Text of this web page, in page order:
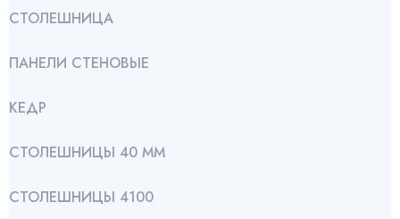
СТОЛЕШНИЦА
ПАНЕЛИ СТЕНОВЫЕ
КЕДР
СТОЛЕШНИЦЫ 40 ММ
СТОЛЕШНИЦЫ 4100